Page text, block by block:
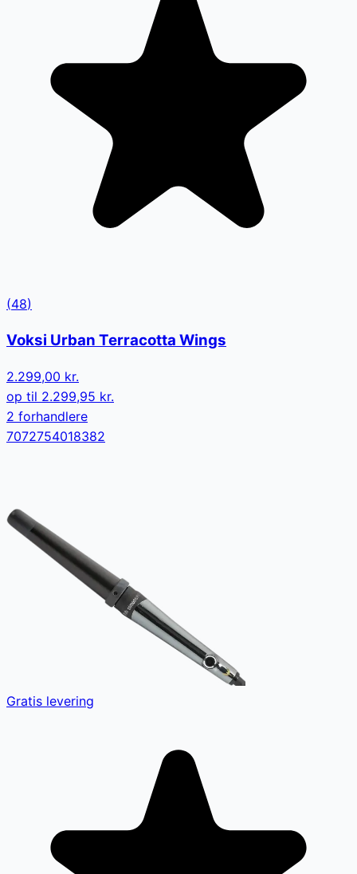
(48)
Voksi Urban Terracotta Wings
2.299,00 kr.
op til 2.299,95 kr.
2 forhandlere
7072754018382
Gratis levering